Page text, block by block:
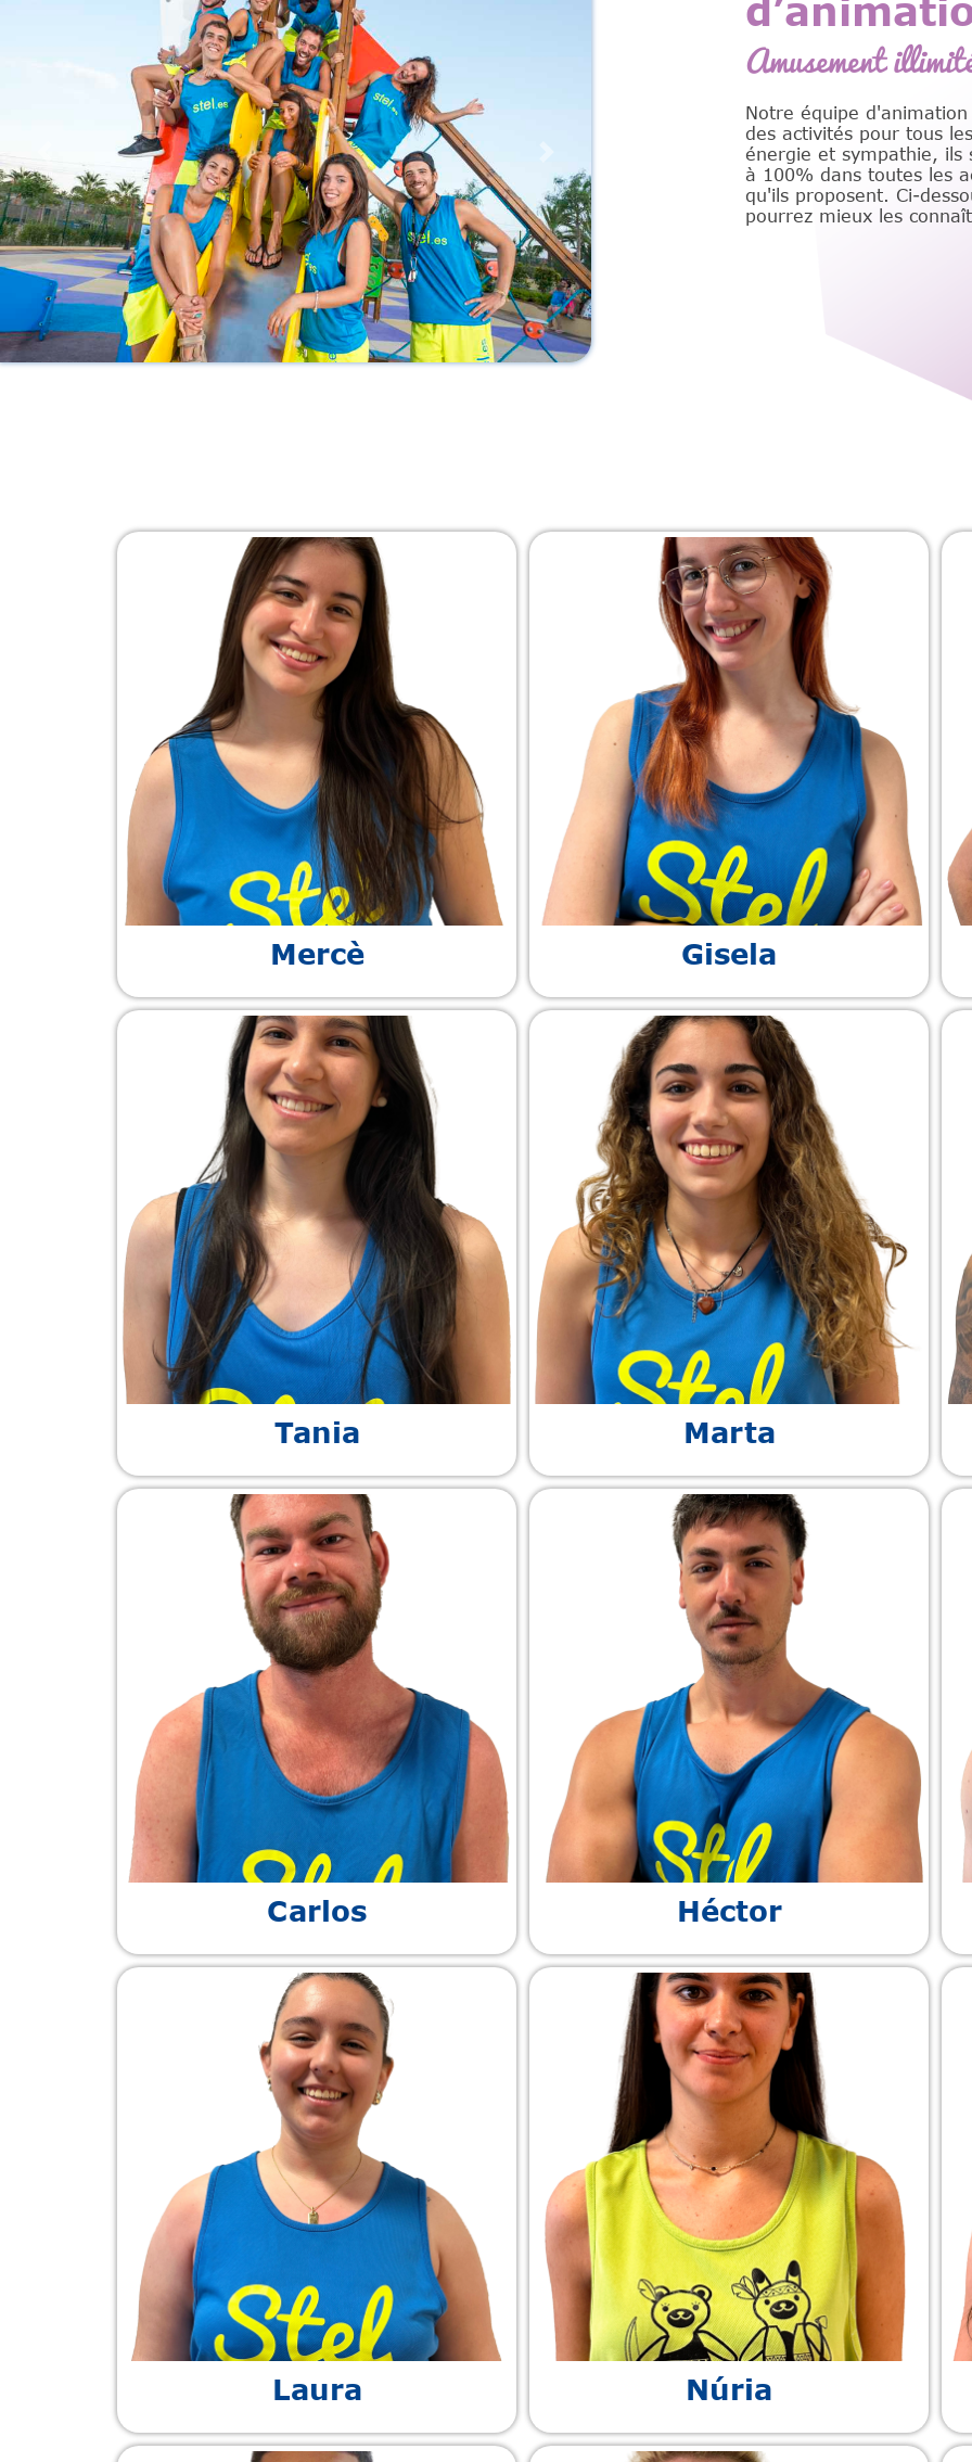
Previous
Amusement
Notre équipe
des activités pour tous
énergie et sympathie, ils
à 100% dans toutes les
qu'ils proposent. Ci-
pourrez mieux les
Mercè Gisela
Tania Marta
Carlos Héctor
Laura Núria